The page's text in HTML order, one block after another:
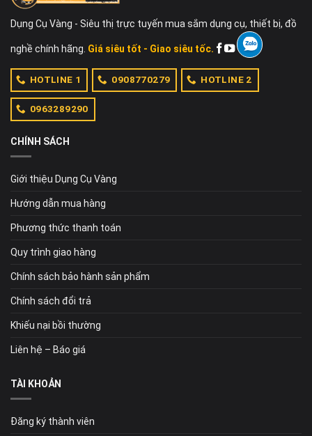
Dụng Cụ Vàng - Siêu thị trực tuyến mua sắm dụng cụ, thiết bị, đồ
nghề chính hãng. Giá siêu tốt - Giao siêu tốc.
HOTLINE 1 0908770279 HOTLINE 2
0963289290
CHÍNH SÁCH
Giới thiệu Dụng Cụ Vàng
Hướng dẫn mua hàng
Phương thức thanh toán
Quy trình giao hàng
Chính sách bảo hành sản phẩm
Chính sách đổi trả
Khiếu nại bồi thường
Liên hệ – Báo giá
TÀI KHOẢN
Đăng ký thành viên